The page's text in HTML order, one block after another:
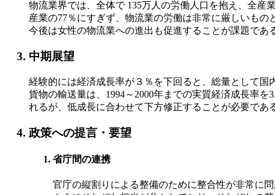
物流業界では、全体で 135万人の労働人口を抱え、全産
産業の77％にすぎず、物流業の労働は非常に厳しいもの
今後は女性の物流業への進出も促進することが課題であ
中期展望
経験的には経済成長率が３％を下回ると、総量として国
貨物の輸送量は、1994～2000年までの実質経済成長率
れるが、低成長に合わせて下方修正することが必要であ
政策への提言・要望
省庁間の連携
官庁の縦割りによる整備のために整合性が非常に